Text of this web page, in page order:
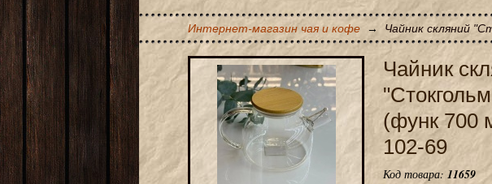
Интернет-магазин чая и кофе → Чайник скляний
Чайник
(функ 700
102-69
Код товара: 11659